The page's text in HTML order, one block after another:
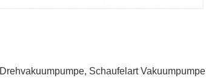
Drehvakuumpumpe, Schaufelart Vakuumpumpe